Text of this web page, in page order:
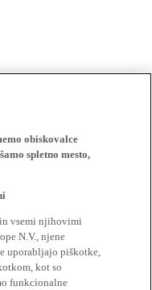
obiskovalce
spletno mesto,
in vsemi njihovimi
N.V., njene
uporabljajo piškotke,
kot so
funkcionalne